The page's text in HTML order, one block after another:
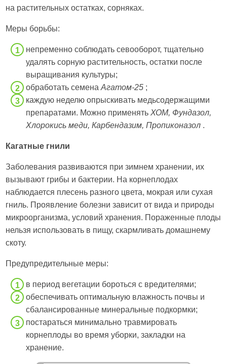
на растительных остатках, сорняках.
Меры борьбы:
непременно соблюдать севооборот, тщательно
удалять сорную растительность, остатки после
выращивания культуры;
обработать семенаАгатом-25 ;
каждую неделю опрыскивать медьсодержащими
препаратами. Можно применятьХОМ, Фундазол,
Хлорокись меди, Карбендазим, Пропиконазол .
Кагатные гнили
Заболевания развиваются при зимнем хранении, их
вызывают грибы и бактерии. На корнеплодах
наблюдается плесень разного цвета, мокрая или сухая
гниль. Проявление болезни зависит от вида и природы
микроорганизма, условий хранения. Пораженные плоды
нельзя использовать в пищу, скармливать домашнему
скоту.
Предупредительные меры:
в период вегетации бороться с вредителями;
обеспечивать оптимальную влажность почвы и
сбалансированные минеральные подкормки;
постараться минимально травмировать
корнеплоды во время уборки, закладки на
хранение.